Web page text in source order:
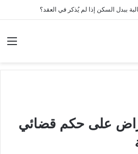
العمل الإلكتروني في قوى؟
على حكم قضائي